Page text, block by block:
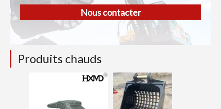
Nous contacter
Produits chauds